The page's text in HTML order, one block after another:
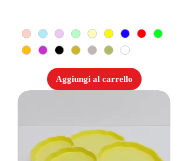
Aggiungi al carrello